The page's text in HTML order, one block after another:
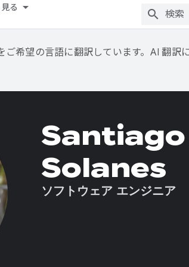
る
希望の言語に翻訳しています。AI 翻訳
Solanes
ソフトウェア エンジニア